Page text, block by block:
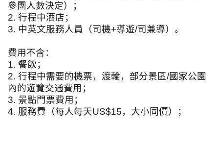
參團人數決定）；
2. 行程中酒店；
3. 中英文服務人員（司機+導遊/司兼導）。
費用不含：
1. 餐飲；
2. 行程中需要的機票，渡輪，部分景區/國家公園
內的遊覽交通費用；
3. 景點門票費用；
4. 服務費（每人每天US$15，大小同價）；